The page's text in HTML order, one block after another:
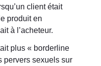
client était
produit en
à l’acheteur.
plus « borderline
pervers sexuels sur